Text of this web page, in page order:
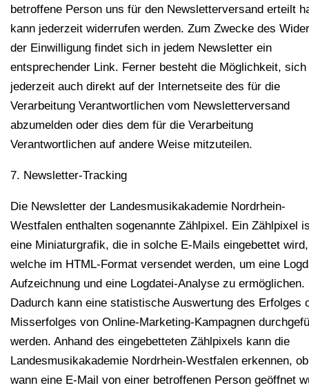
betroffene Person uns für den Newsletterversand erteilt
kann jederzeit widerrufen werden. Zum Zwecke des
der Einwilligung findet sich in jedem Newsletter ein
entsprechender Link. Ferner besteht die Möglichkeit, sich
jederzeit auch direkt auf der Internetseite des für die
Verarbeitung Verantwortlichen vom Newsletterversand
abzumelden oder dies dem für die Verarbeitung
Verantwortlichen auf andere Weise mitzuteilen.
7. Newsletter-Tracking
Die Newsletter der Landesmusikakademie Nordrhein-
Westfalen enthalten sogenannte Zählpixel. Ein Zählpixel
eine Miniaturgrafik, die in solche E-Mails eingebettet wird,
welche im HTML-Format versendet werden, um eine
Aufzeichnung und eine Logdatei-Analyse zu ermöglichen.
Dadurch kann eine statistische Auswertung des Erfolges
Misserfolges von Online-Marketing-Kampagnen
werden. Anhand des eingebetteten Zählpixels kann die
Landesmusikakademie Nordrhein-Westfalen erkennen,
wann eine E-Mail von einer betroffenen Person geöffnet